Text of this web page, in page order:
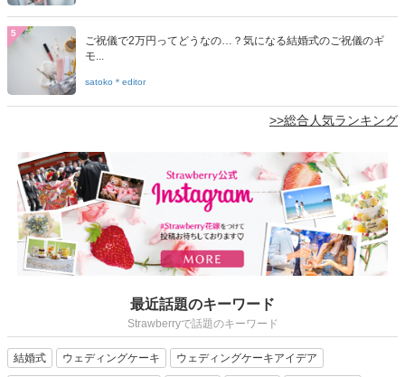
5
ご祝儀で2万円ってどうなの…？気になる結婚式のご祝儀のギ
モ...
satoko＊editor
>>総合人気ランキング
最近話題のキーワード
Strawberryで話題のキーワード
結婚式 ウェディングケーキ ウェディングケーキアイデア